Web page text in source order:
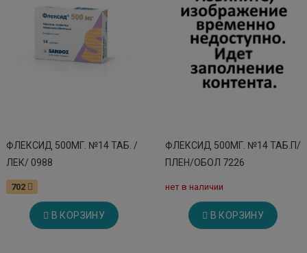
ФЛЕКСИД 500МГ. №14 ТАБ. /
ЛЕК/ 0988
702
В КОРЗИНУ
ФЛЕКСИД 500МГ. №14 ТАБ.П/
ПЛЕН/ОБОЛ 7226
нет в наличии
В КОРЗИНУ